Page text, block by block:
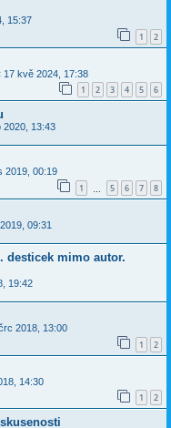
15:37
1 2
17 kvě 2024, 17:38
1 2 3 4 5 6
2020, 13:43
2019, 00:19
1 5 6 7 8
09:31
desticek mimo autor.
19:42
2018, 13:00
1 2
14:30
1 2